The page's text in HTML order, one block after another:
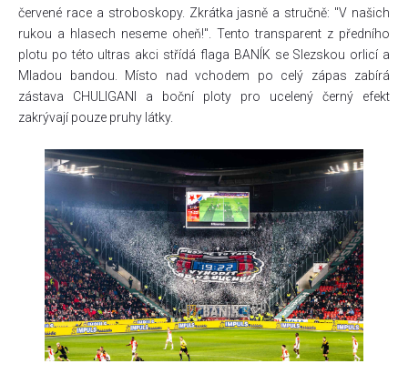
červené race a stroboskopy. Zkrátka jasně a stručně: "V našich
rukou a hlasech neseme oheň!". Tento transparent z předního
plotu po této ultras akci střídá flaga BANÍK se Slezskou orlicí a
Mladou bandou. Místo nad vchodem po celý zápas zabírá
zástava CHULIGANI a boční ploty pro ucelený černý efekt
zakrývají pouze pruhy látky.